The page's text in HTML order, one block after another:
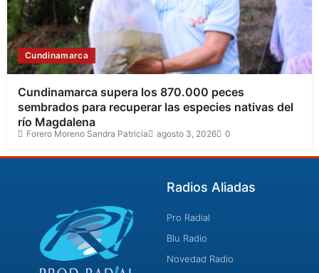
Cundinamarca
Cundinamarca supera los 870.000 peces
sembrados para recuperar las especies nativas del
río Magdalena
Forero Moreno Sandra Patricia agosto 3, 2026 0
Radios Aliadas
Pro Radial
Blu Radio
Novedad Radio